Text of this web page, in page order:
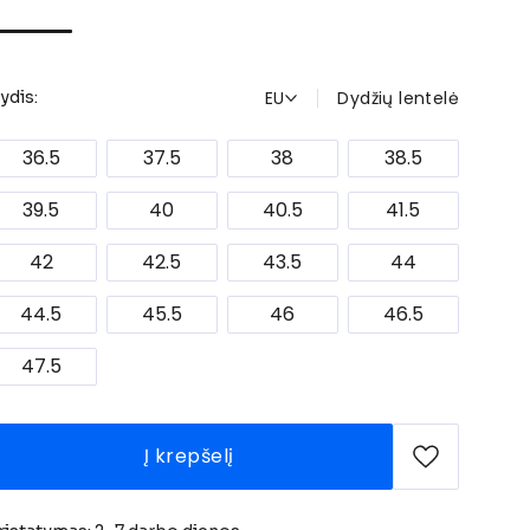
EU Dydžių lentelė
36.5 37.5 38
38.5
39.5
40 40.5
41.5
42
42.5 43.5
44
44.5
45.5 46
46.5
47.5
Į krepšelį